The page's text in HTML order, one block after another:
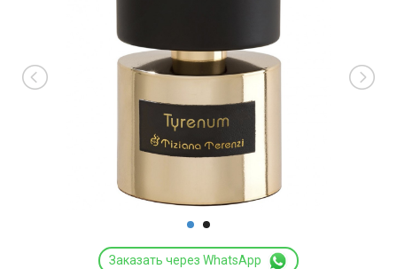
Заказать через WhatsApp